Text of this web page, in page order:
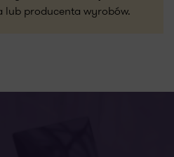
lub producenta wyrobów.